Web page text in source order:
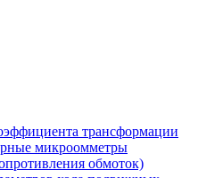
трансформации
микроомметры
обмоток)